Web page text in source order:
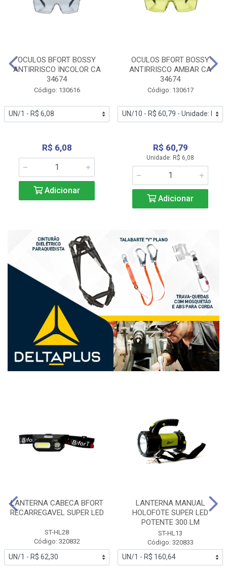
OCULOS BFORT BOSSY
ANTIRRISCO INCOLOR CA
34674
Código: 130616
R$ 6,08
Adicionar
OCULOS BFORT BOSSY
ANTIRRISCO AMBAR CA
34674
Código: 130617
R$ 60,79
Unidade: R$ 6,08
Adicionar
LANTERNA CABECA BFORT
RECARREGAVEL SUPER LED
ST-HL28
Código: 320832
LANTERNA MANUAL
HOLOFOTE SUPER LED
POTENTE 300 LM
ST-HL13
Código: 320833